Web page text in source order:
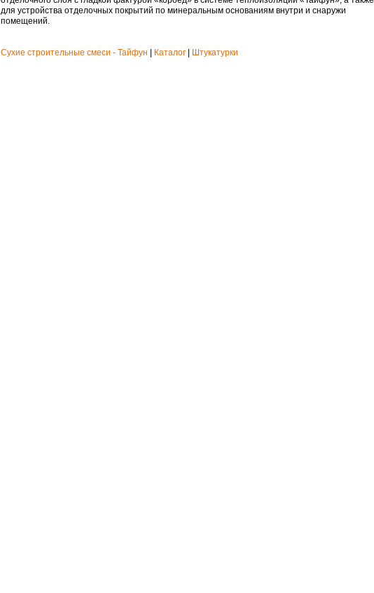
для устройства отделочных покрытий по минеральным основаниям внутри и снаружи
помещений.
Сухие строительные смеси - Тайфун Каталог Штукатурки